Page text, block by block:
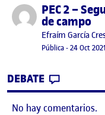
Publicado porPEC 2 –
de campo
Publicado por
Efraím García
Visibilidad:
Pública-Fecha de
24 Oct 2021
DEBATE
No hay comentarios.